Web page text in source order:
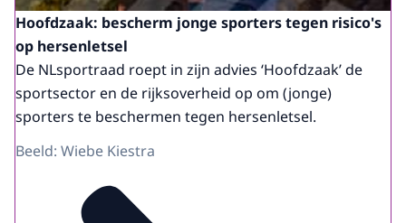
Hoofdzaak: bescherm jonge sporters tegen risico's
op hersenletsel
De NLsportraad roept in zijn advies ‘Hoofdzaak’ de
sportsector en de rijksoverheid op om (jonge)
sporters te beschermen tegen hersenletsel.
Beeld: Wiebe Kiestra